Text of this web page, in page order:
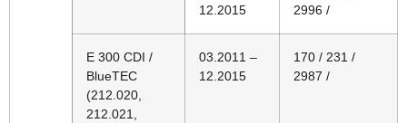
12.2015
2996 /
E 300 CDI /
BlueTEC
(212.020,
212.021,
03.2011 –
12.2015
170 / 231 /
2987 /